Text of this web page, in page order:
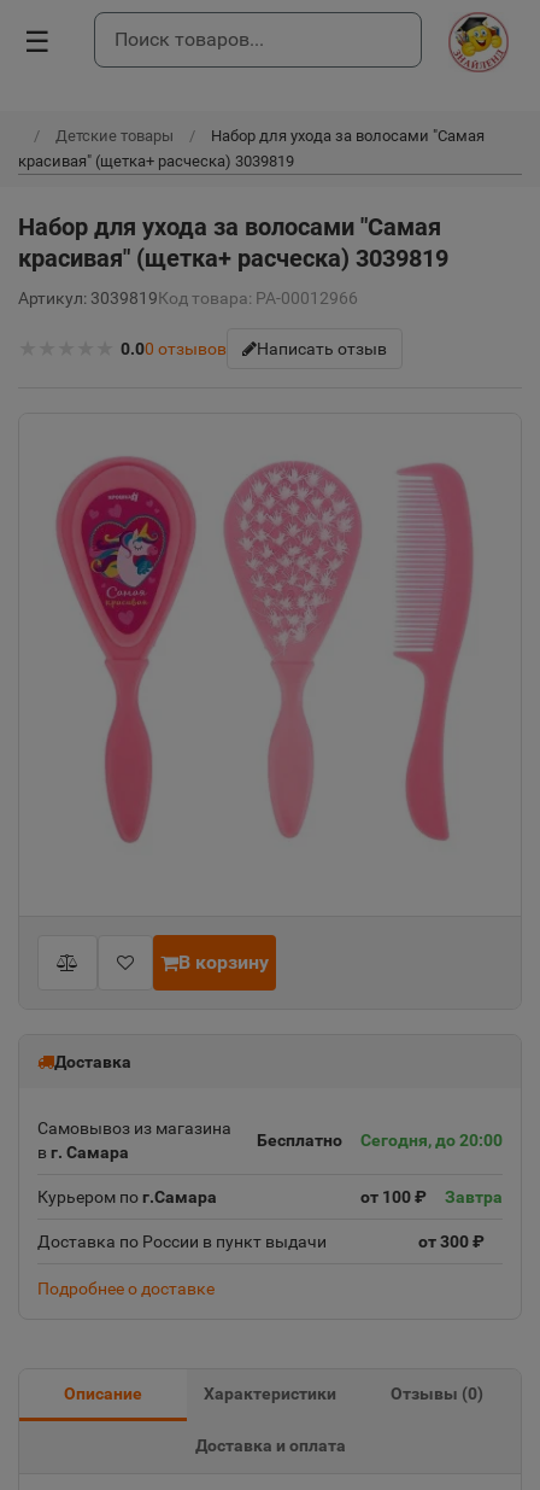
☰
Детские товары
Набор для ухода за волосами "Самая
красивая" (щетка+ расческа) 3039819
Набор для ухода за волосами "Самая
красивая" (щетка+ расческа) 3039819
Артикул: 3039819Код товара: РА-00012966
0.00 отзывов Написать отзыв
В корзину
Доставка
Самовывоз из магазина
в г. Самара
Бесплатно Сегодня, до 20:00
Курьером пог.Самара от 100 ₽ Завтра
Доставка по России в пункт выдачи от 300 ₽
Подробнее о доставке
Описание Характеристики Отзывы (0)
Доставка и оплата